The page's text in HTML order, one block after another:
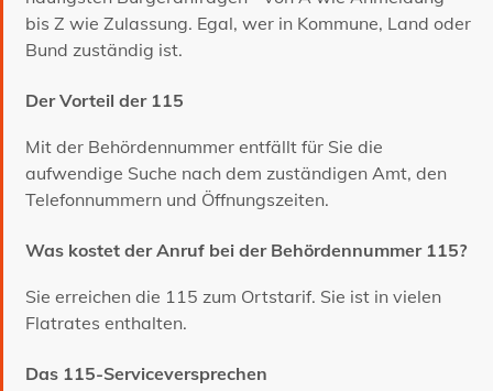
bis Z wie Zulassung. Egal, wer in Kommune, Land oder
Bund zuständig ist.
Der Vorteil der 115
Mit der Behördennummer entfällt für Sie die
aufwendige Suche nach dem zuständigen Amt, den
Telefonnummern und Öffnungszeiten.
Was kostet der Anruf bei der Behördennummer 115?
Sie erreichen die 115 zum Ortstarif. Sie ist in vielen
Flatrates enthalten.
Das 115-Serviceversprechen